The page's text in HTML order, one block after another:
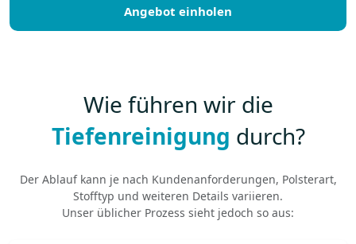
Angebot einholen
Wie führen wir die
Tiefenreinigung durch?
Der Ablauf kann je nach Kundenanforderungen, Polsterart,
Stofftyp und weiteren Details variieren.
Unser üblicher Prozess sieht jedoch so aus: